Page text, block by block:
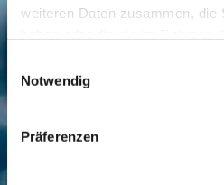
weiteren Daten zusammen, die
Notwendig
Präferenzen